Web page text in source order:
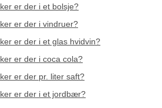
er der i et bolsje?
er der i vindruer?
er der i et glas hvidvin?
er der i coca cola?
er der pr. liter saft?
er der i et jordbær?